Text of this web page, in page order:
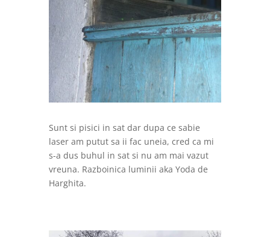
Sunt si pisici in sat dar dupa ce sabie
laser am putut sa ii fac uneia, cred ca mi
s-a dus buhul in sat si nu am mai vazut
vreuna. Razboinica luminii aka Yoda de
Harghita.